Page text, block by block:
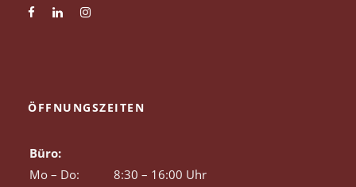
ÖFFNUNGSZEITEN
Büro:
Mo – Do:
8:30 – 16:00 Uhr